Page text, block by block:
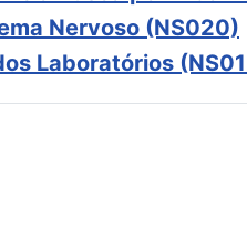
Nervoso (NS020)
Laboratórios